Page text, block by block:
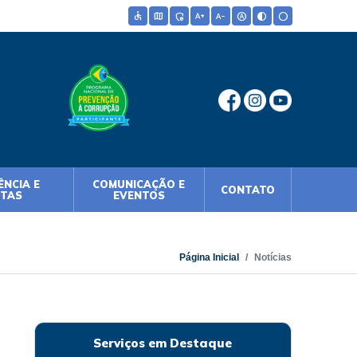
accessible map admin_panel_settings text_increase text_decrease hdr_auto contrast circle
E
COMUNICAÇÃO E
EVENTOS
CONTATO
Página Inicial Notícias
Serviços em Destaque